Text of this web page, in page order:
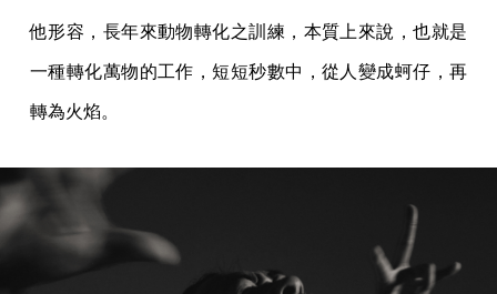
他形容，長年來動物轉化之訓練，本質上來說，也就是
一種轉化萬物的工作，短短秒數中，從人變成蚵仔，再
轉為火焰。